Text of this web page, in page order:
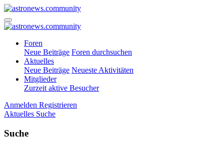
Foren
Neue Beiträge Foren durchsuchen
Aktuelles
Neue Beiträge Neueste Aktivitäten
Mitglieder
Zurzeit aktive Besucher
Anmelden Registrieren
Aktuelles Suche
Suche